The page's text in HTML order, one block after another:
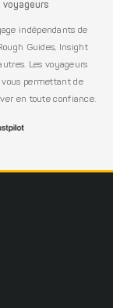
voyageurs
indépendants de
Guides, Insight
Les voyageurs
permettant de
en toute confiance.